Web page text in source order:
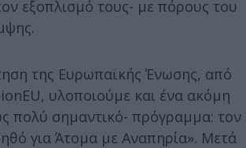
εξοπλισμό τους- με πόρους του
της Ευρωπαϊκής Ένωσης, από
υλοποιούμε και ένα ακόμη
πολύ σημαντικό- πρόγραμμα: τον
για Άτομα με Αναπηρία». Μετά